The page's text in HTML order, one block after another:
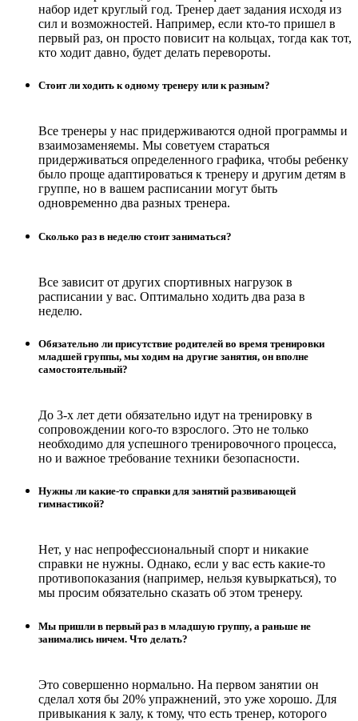
набор идет круглый год. Тренер дает задания исходя из
сил и возможностей. Например, если кто-то пришел в
первый раз, он просто повисит на кольцах, тогда как тот,
кто ходит давно, будет делать перевороты.
Стоит ли ходить к одному тренеру или к разным?
Все тренеры у нас придерживаются одной программы и
взаимозаменяемы. Мы советуем стараться
придерживаться определенного графика, чтобы ребенку
было проще адаптироваться к тренеру и другим детям в
группе, но в вашем расписании могут быть
одновременно два разных тренера.
Сколько раз в неделю стоит заниматься?
Все зависит от других спортивных нагрузок в
расписании у вас. Оптимально ходить два раза в
неделю.
Обязательно ли присутствие родителей во время тренировки
младшей группы, мы ходим на другие занятия, он вполне
самостоятельный?
До 3-х лет дети обязательно идут на тренировку в
сопровождении кого-то взрослого. Это не только
необходимо для успешного тренировочного процесса,
но и важное требование техники безопасности.
Нужны ли какие-то справки для занятий развивающей
гимнастикой?
Нет, у нас непрофессиональный спорт и никакие
справки не нужны. Однако, если у вас есть какие-то
противопоказания (например, нельзя кувыркаться), то
мы просим обязательно сказать об этом тренеру.
Мы пришли в первый раз в младшую группу, а раньше не
занимались ничем. Что делать?
Это совершенно нормально. На первом занятии он
сделал хотя бы 20% упражнений, это уже хорошо. Для
привыкания к залу, к тому, что есть тренер, которого